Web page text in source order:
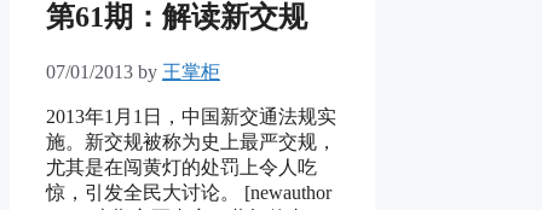
第61期：解读新交规
07/01/2013 by 王掌柜
2013年1月1日，中国新交通法规实
施。新交规被称为史上最严交规，
尤其是在闯黄灯的处罚上令人吃
惊，引发全民大讨论。 [newauthor